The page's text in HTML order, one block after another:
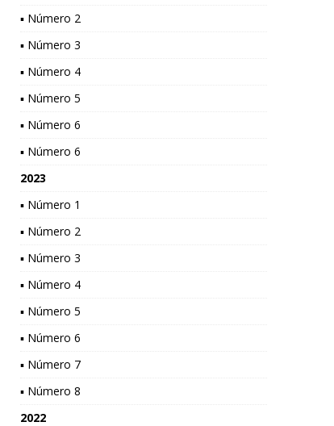
▪ Número 2
▪ Número 3
▪ Número 4
▪ Número 5
▪ Número 6
▪ Número 6
2023
▪ Número 1
▪ Número 2
▪ Número 3
▪ Número 4
▪ Número 5
▪ Número 6
▪ Número 7
▪ Número 8
2022